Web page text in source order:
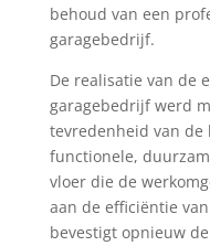
behoud van een
garagebedrijf.
De realisatie van de
garagebedrijf werd
tevredenheid van de
functionele,
vloer die de
aan de efficiëntie
bevestigt opnieuw